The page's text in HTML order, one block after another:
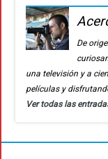
De
una televisión y a
películas y
Ver todas las